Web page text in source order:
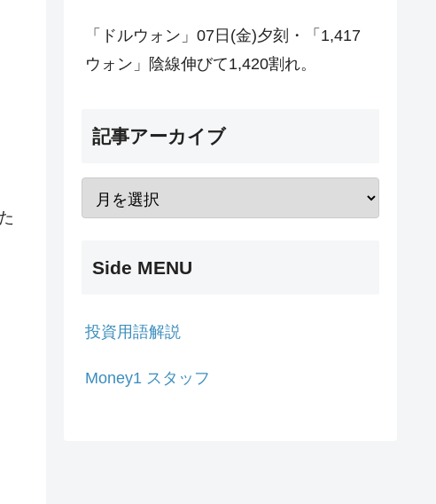
「ドルウォン」07日(金)夕刻・「1,417
ウォン」陰線伸びて1,420割れ。
記事アーカイブ
Side MENU
投資用語解説
Money1 スタッフ